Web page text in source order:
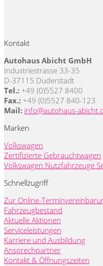
Kontakt
Autohaus Abicht GmbH
Industriestrasse 33-35
D-37115 Duderstadt
Tel.: +49 (0)5527 8400
Fax.: +49 (0)5527 840-123
Mail: info@autohaus-
Marken
Volkswagen
Zertifizierte Gebrauchtwagen
Volkswagen Nutzfahrzeuge
Schnellzugriff
Zur Online-
Fahrzeugbestand
Aktuelle Aktionen
Serviceleistungen
Karriere und Ausbildung
Ansprechpartner
Kontakt & Öffnungszeiten